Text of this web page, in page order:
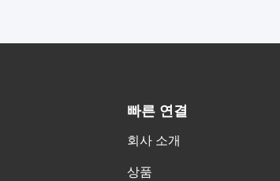
빠른 연결
회사 소개
상품